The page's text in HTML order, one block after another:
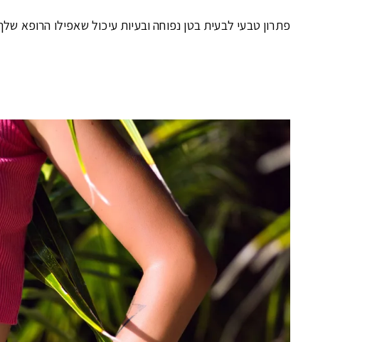
פתרון טבעי לבעית בטן נפוחה ובעיות עיכול שאפילו הרופא